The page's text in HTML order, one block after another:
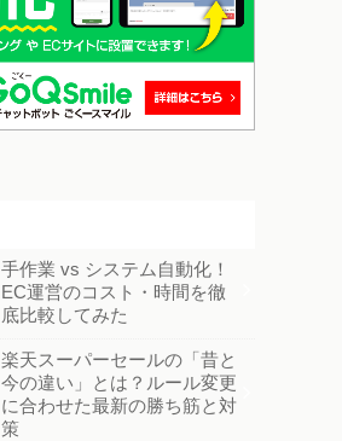
手作業 vs システム自動化！
EC運営のコスト・時間を徹
底比較してみた
楽天スーパーセールの「昔と
今の違い」とは？ルール変更
に合わせた最新の勝ち筋と対
策